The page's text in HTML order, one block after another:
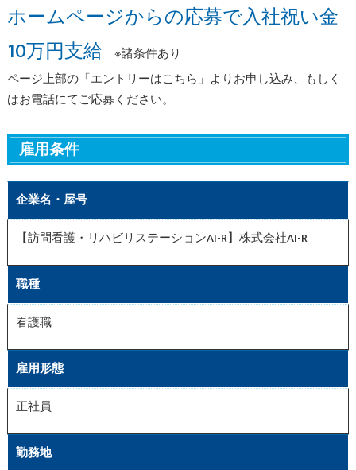
ホームページからの応募で入社祝い金
10万円支給 ※諸条件あり
ページ上部の「エントリーはこちら」よりお申し込み、もしく
はお電話にてご応募ください。
雇用条件
企業名・屋号
【訪問看護・リハビリステーションAI-R】株式会社AI-R
職種
看護職
雇用形態
正社員
勤務地